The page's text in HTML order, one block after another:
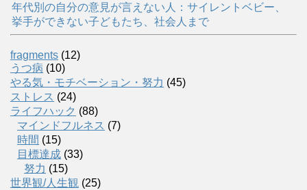
年代別の自分の意見が言えない人：サイレントベビー、
挙手ができない子どもたち、社会人まで
fragments (12)
うつ病 (10)
やる気・モチベーション・努力 (45)
ストレス (24)
ライフハック (88)
マインドフルネス (7)
時間 (15)
目標達成 (33)
努力 (15)
世界観/人生観 (25)